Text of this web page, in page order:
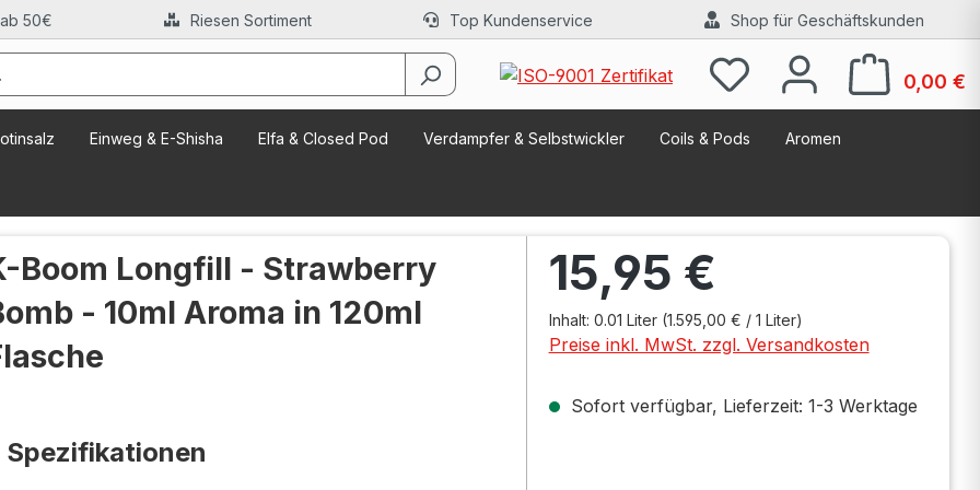
50€ Riesen Sortiment Top Kundenservice Shop für Geschäftskunden
0,00 €
Einweg & E-Shisha Elfa & Closed Pod Verdampfer & Selbstwickler Coils & Pods Aromen
Boom Longfill - Strawberry
- 10ml Aroma in 120ml
Spezifikationen
15,95 €
Inhalt: 0.01 Liter (1.595,00 € / 1 Liter)
Preise inkl. MwSt. zzgl. Versandkosten
Sofort verfügbar, Lieferzeit: 1-3 Werktage